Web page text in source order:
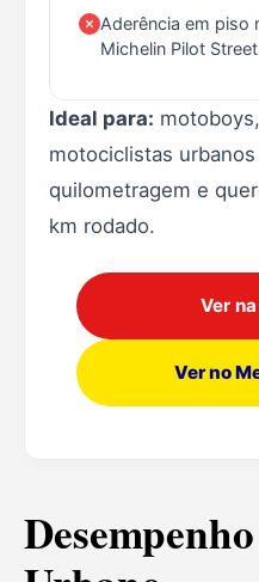
Aderência em piso
Michelin Pilot
Ideal para:
motociclistas
quilometragem e
km rodado.
Ver
Ver no